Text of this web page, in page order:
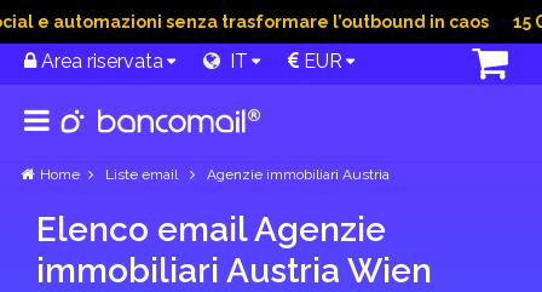
automazioni senza trasformare l’outbound in caos 15
Area riservata IT EUR
Home Liste email Agenzie immobiliari Austria
Elenco email Agenzie
immobiliari Austria Wien